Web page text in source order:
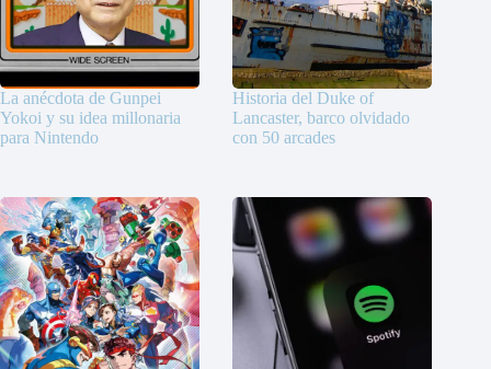
La anécdota de Gunpei
Yokoi y su idea millonaria
para Nintendo
Historia del Duke of
Lancaster, barco olvidado
con 50 arcades